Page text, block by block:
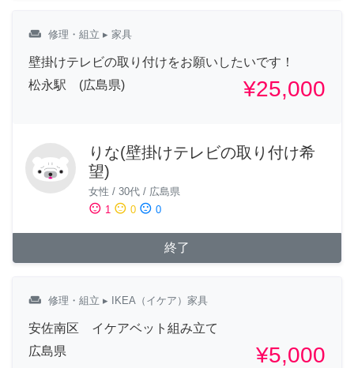
weekend 修理・組立 ▸ 家具
壁掛けテレビの取り付けをお願いしたいです！
松永駅 (広島県)
¥25,000
りな(壁掛けテレビの取り付け希
望)
女性 / 30代 / 広島県
sentiment_satisfied 1 sentiment_neutral 0 sentiment_dissatisfied 0
終了
weekend 修理・組立 ▸ IKEA（イケア）家具
安佐南区 イケアベット組み立て
広島県
¥5,000